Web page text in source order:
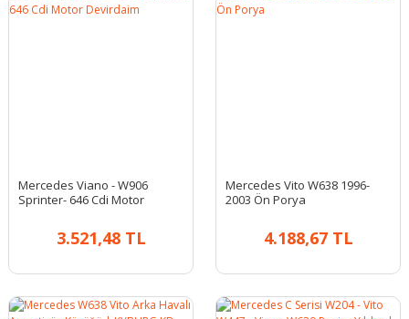
Mercedes Viano - W906
Sprinter- 646 Cdi Motor
3.521,48 TL
Mercedes Vito W638 1996-
2003 Ön Porya
4.188,67 TL